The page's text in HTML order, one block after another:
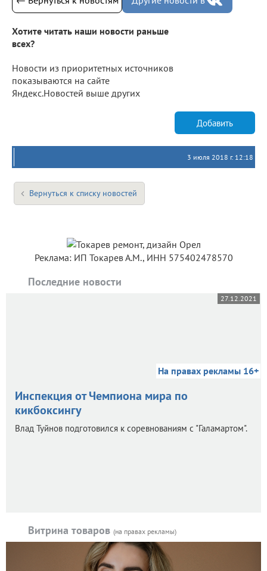
Хотите читать наши новости раньше
всех?
Новости из приоритетных источников
показываются на сайте
Яндекс.Новостей выше других
Добавить
3 июля 2018 г. 12:18
Вернуться к списку новостей
Реклама: ИП Токарев А.М., ИНН 575402478570
Последние новости
27.12.2021
На правах рекламы 16+
Инспекция от Чемпиона мира по
кикбоксингу
Влад Туйнов подготовился к соревнованиям с "Галамартом".
Витрина товаров (на правах рекламы)